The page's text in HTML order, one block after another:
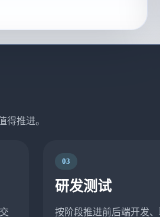
得推进。
03
研发测试
按阶段推进前后端开发、